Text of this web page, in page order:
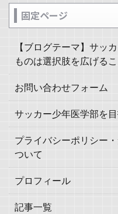
固定ページ
【ブログテーマ】サッ
ものは選択肢を広げる
お問い合わせフォーム
サッカー少年医学部を
プライバシーポリシー
ついて
プロフィール
記事一覧